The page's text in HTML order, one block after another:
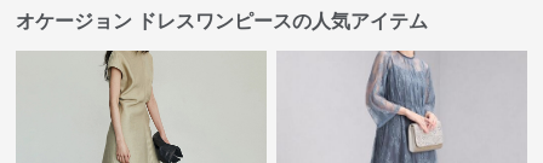
オケージョン ドレスワンピースの人気アイテム